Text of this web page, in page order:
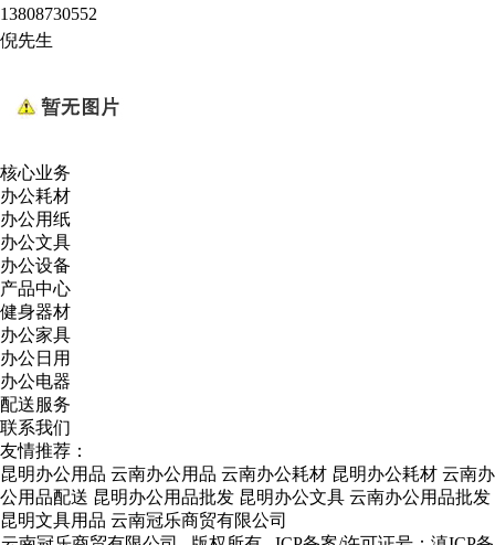
13808730552
倪先生
核心业务
办公耗材
办公用纸
办公文具
办公设备
产品中心
健身器材
办公家具
办公日用
办公电器
配送服务
联系我们
友情推荐：
昆明办公用品 云南办公用品 云南办公耗材 昆明办公耗材 云南办
公用品配送 昆明办公用品批发 昆明办公文具 云南办公用品批发
昆明文具用品 云南冠乐商贸有限公司